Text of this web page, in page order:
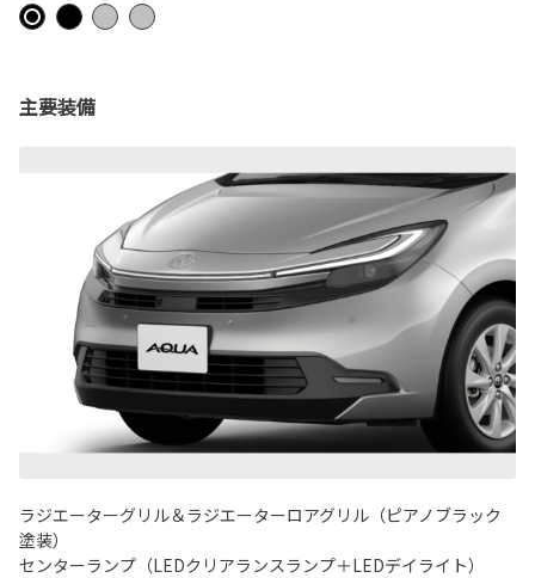
主要装備
ラジエーターグリル＆ラジエーターロアグリル（ピアノブラック
塗装）
センターランプ（LEDクリアランスランプ＋LEDデイライト）